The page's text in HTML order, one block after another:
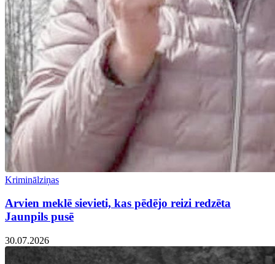
Kriminālziņas
Arvien meklē sievieti, kas pēdējo reizi redzēta
Jaunpils pusē
30.07.2026